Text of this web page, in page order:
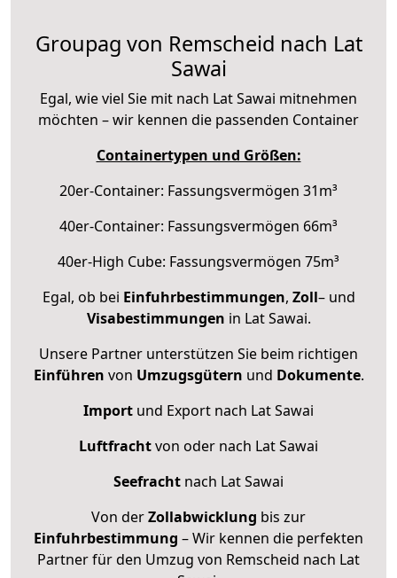
Groupag von Remscheid nach Lat
Sawai
Egal, wie viel Sie mit nach Lat Sawai mitnehmen
möchten – wir kennen die passenden Container
Containertypen und Größen:
20er-Container: Fassungsvermögen 31m³
40er-Container: Fassungsvermögen 66m³
40er-High Cube: Fassungsvermögen 75m³
Egal, ob bei Einfuhrbestimmungen, Zoll– und
Visabestimmungen in Lat Sawai.
Unsere Partner unterstützen Sie beim richtigen
Einführen von Umzugsgütern und Dokumente.
Import und Export nach Lat Sawai
Luftfrachtvon oder nach Lat Sawai
Seefracht nach Lat Sawai
Von derZollabwicklung bis zur
Einfuhrbestimmung – Wir kennen die perfekten
Partner für den Umzug von Remscheid nach Lat